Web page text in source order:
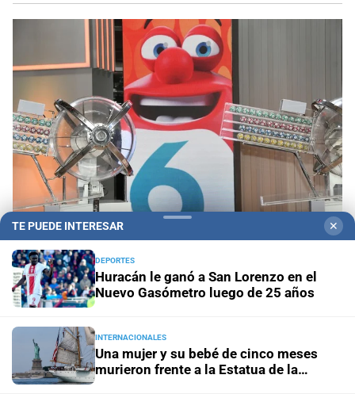
Sorteo del domingo 9 de agosto
son los números ganadores
En RosarioLionel Messi y su familia dieron el último
adiós a Jorge Messi en una ceremonia íntima
Pronóstico nacional
TE PUEDE INTERESAR ✕
DEPORTES
Huracán le ganó a San Lorenzo en el
Nuevo Gasómetro luego de 25 años
INTERNACIONALES
Una mujer y su bebé de cinco meses
murieron frente a la Estatua de la